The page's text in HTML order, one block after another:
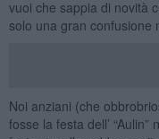
vuoi che sappia di novità
solo una gran confusione
Noi anziani (che
fosse la festa dell’